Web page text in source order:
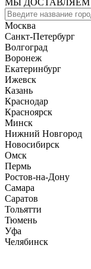
МЫ
Москва
Санкт-Петербург
Волгоград
Воронеж
Екатеринбург
Ижевск
Казань
Краснодар
Красноярск
Минск
Нижний Новгород
Новосибирск
Омск
Пермь
Ростов-на-Дону
Самара
Саратов
Тольятти
Тюмень
Уфа
Челябинск